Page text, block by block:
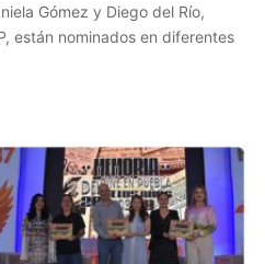
Gómez y Diego del Río,
están nominados en diferentes